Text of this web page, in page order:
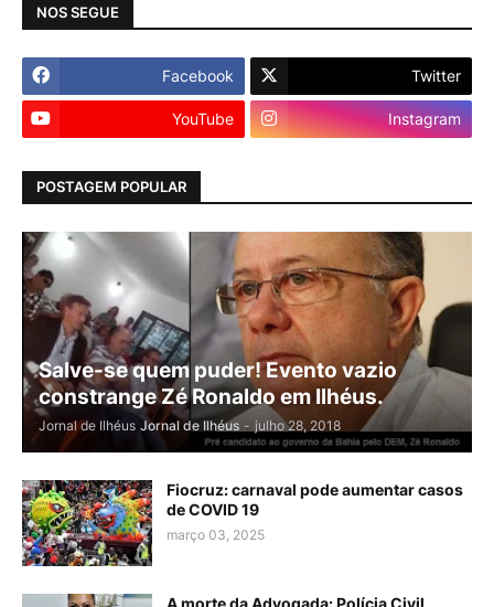
NOS SEGUE
Facebook Twitter
YouTube Instagram
POSTAGEM POPULAR
Salve-se quem puder! Evento vazio
constrange Zé Ronaldo em Ilhéus.
Jornal de Ilhéus Jornal de Ilhéus - julho 28, 2018
Fiocruz: carnaval pode aumentar casos
de COVID 19
março 03, 2025
A morte da Advogada: Polícia Civil